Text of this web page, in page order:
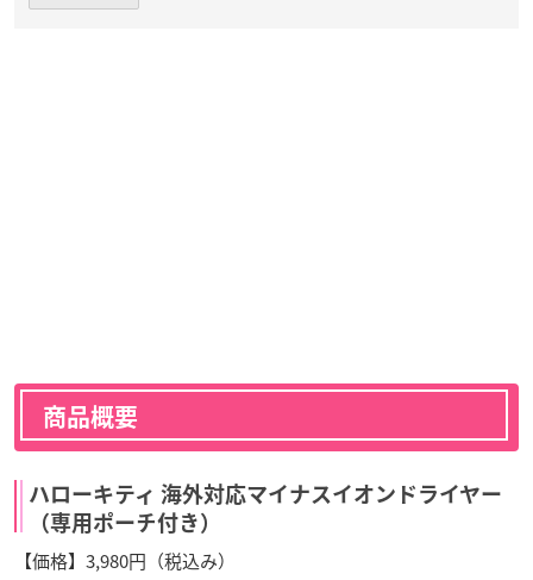
商品概要
ハローキティ 海外対応マイナスイオンドライヤー
（専用ポーチ付き）
【価格】3,980円（税込み）